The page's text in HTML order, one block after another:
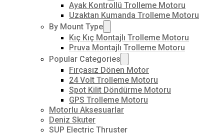
Ayak Kontrollü Trolleme Motoru
Uzaktan Kumanda Trolleme Motoru
By Mount Type
Kıç Kıç Montajlı Trolleme Motoru
Pruva Montajlı Trolleme Motoru
Popular Categories
Fırçasız Dönen Motor
24 Volt Trolleme Motoru
Spot Kilit Döndürme Motoru
GPS Trolleme Motoru
Motorlu Aksesuarlar
Deniz Skuter
SUP Electric Thruster